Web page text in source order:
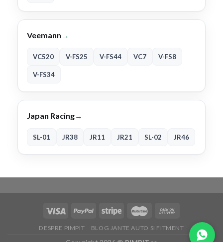
Veemann →
VC520 V-FS25 V-FS44 VC7 V-FS8
V-FS34
Japan Racing→
SL-01 JR38 JR11 JR21 SL-02 JR46
DESPRE PIMPIT BLOG JANTE AUTO SI FITMENT